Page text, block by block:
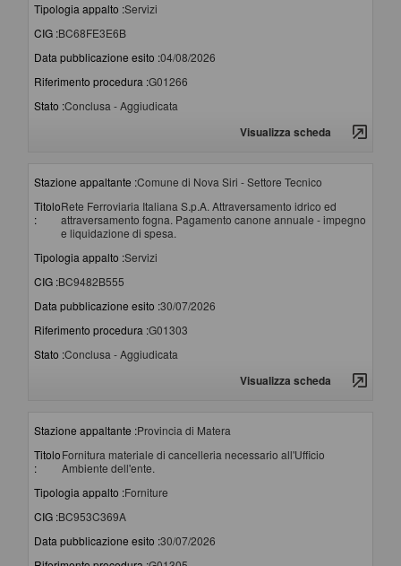
Tipologia appalto :Servizi
CIG :BC68FE3E6B
Data pubblicazione esito :04/08/2026
Riferimento procedura :G01266
Stato :Conclusa - Aggiudicata
Visualizza scheda
Stazione appaltante :Comune di Nova Siri - Settore Tecnico
Titolo
:
Rete Ferroviaria Italiana S.p.A. Attraversamento idrico ed
attraversamento fogna. Pagamento canone annuale - impegno
e liquidazione di spesa.
Tipologia appalto :Servizi
CIG :BC9482B555
Data pubblicazione esito :30/07/2026
Riferimento procedura :G01303
Stato :Conclusa - Aggiudicata
Visualizza scheda
Stazione appaltante :Provincia di Matera
Titolo
:
Fornitura materiale di cancelleria necessario all'Ufficio
Ambiente dell'ente.
Tipologia appalto :Forniture
CIG :BC953C369A
Data pubblicazione esito :30/07/2026